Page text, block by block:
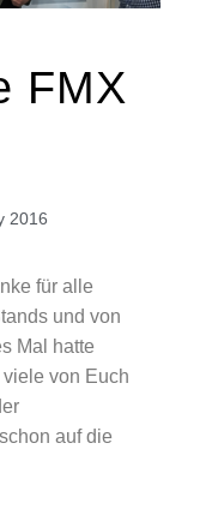
FMX
2016
für alle
und von
Mal hatte
von Euch
auf die